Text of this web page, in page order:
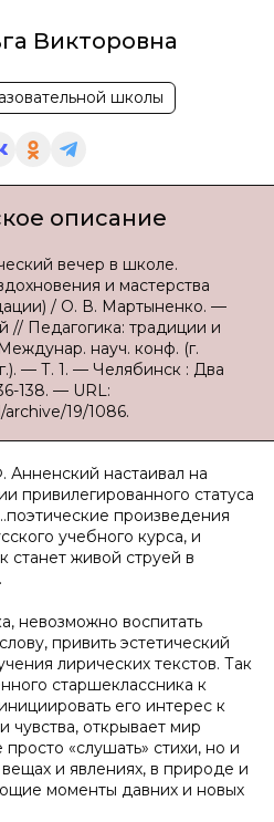
Викторовна
школы
описание
вечер в школе.
и мастерства
/ О. В. Мартыненко. —
// Педагогика: традиции и
науч. конф. (г.
— Т. 1. — Челябинск : Два
138. — URL:
19/1086.
настаивал на
привилегированного статуса
произведения
учебного курса, и
станет живой струей в
невозможно воспитать
привить эстетический
лирических текстов. Так
старшеклассника к
его интерес к
чувства, открывает мир
просто «слушать» стихи, но и
и явлениях, в природе и
моменты давних и новых